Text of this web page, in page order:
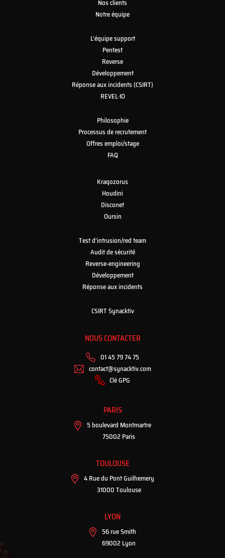
Nos clients
Notre équipe
L’équipe support
Pentest
Reverse
Développement
Réponse aux incidents (CSIRT)
REVEL·IO
Philosophie
Processus de recrutement
Offres emploi/stage
FAQ
Kraqozorus
Houdini
Disconet
Oursin
Test d’intrusion/red team
Audit de sécurité
Reverse-engineering
Développement
Réponse aux incidents
CSIRT Synacktiv
NOUS CONTACTER
01 45 79 74 75
contact@synacktiv.com
Clé GPG
PARIS
5 boulevard Montmartre
75002 Paris
TOULOUSE
4 Rue du Pont Guilhemery
31000 Toulouse
LYON
56 rue Smith
69002 Lyon